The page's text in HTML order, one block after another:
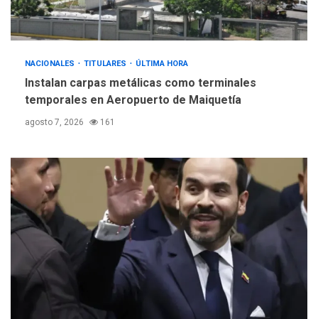
debate principios no
nucleares
NACIONALES TITULARES ÚLTIMA HORA
Instalan carpas metálicas como terminales
temporales en Aeropuerto de Maiquetía
agosto 7, 2026 161